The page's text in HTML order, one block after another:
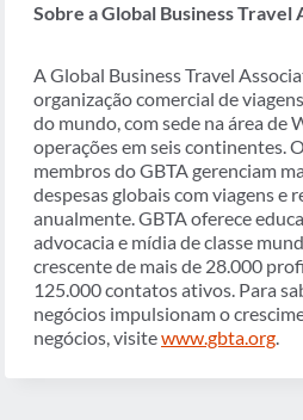
Sobre a Global Business Travel
A Global Business Travel
organização comercial de
do mundo, com sede na área de
operações em seis continentes.
membros do GBTA gerenciam
despesas globais com viagens e
anualmente. GBTA oferece
advocacia e mídia de classe
crescente de mais de 28.000
125.000 contatos ativos. Para
negócios impulsionam o
negócios, visitewww.gbta.org.